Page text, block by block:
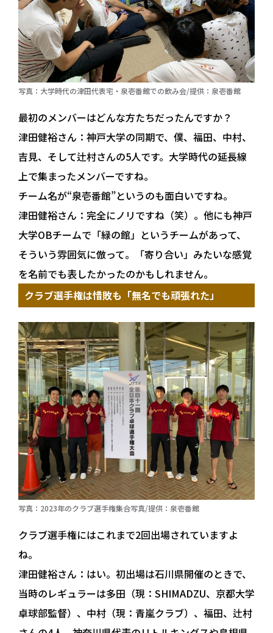
写真：大学時代の津田代表宅・泉壱番館での飲み会/提供：泉壱番館
最初のメンバーはどんな方たちだったんですか？
津田健裕さん： 神戸大学の同期で、僕、福田、中村、
吉見、そして辻村さんの5人です。大学時代の延長線
上で集まったメンバーですね。
チーム名が“泉壱番館”というのも面白いですね。
津田健裕さん： 完全にノリですね（笑）。他にも神戸
大学OBチームで「緑の館」というチームがあって、
そういう雰囲気に倣って。「寄り合い」みたいな感覚
を名前でも表したかったのかもしれません。
クラブ選手権は惜敗も「無名でも頑張れた」
写真：2023年のクラブ選手権集合写真/提供：泉壱番館
クラブ選手権にはこれまで2回出場されていますよ
ね。
津田健裕さん： はい。初出場は石川県開催のときで、
当時のレギュラーは多田（現：SHIMADZU、京都大学
卓球部監督）、中村（現：青嵐クラブ）、福田、辻村